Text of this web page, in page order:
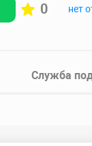
0 нет
Служба